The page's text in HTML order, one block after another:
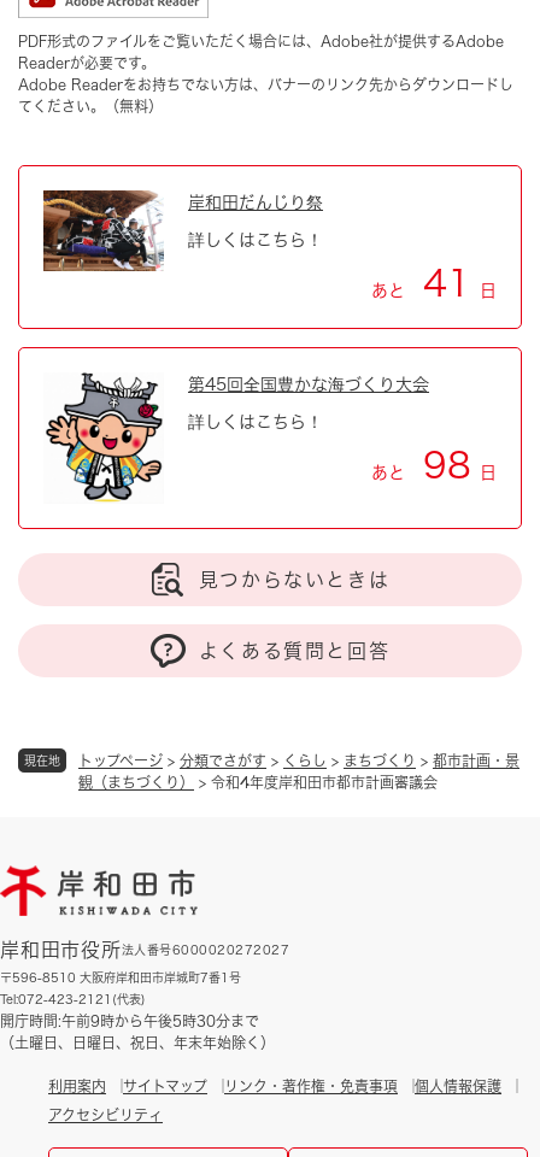
現在地 トップページ > 分類でさがす > くらし > まちづくり > 都市計画・景
観（まちづくり）
> 令和4年度岸和田市都市計画審議会
PDF形式のファイルをご覧いただく場合には、Adobe社が提供するAdobe
Readerが必要です。
Adobe Readerをお持ちでない方は、バナーのリンク先からダウンロードし
てください。（無料）
岸和田だんじり祭
詳しくはこちら！
あと 41 日
第45回全国豊かな海づくり大会
詳しくはこちら！
あと 98 日
見つからないときは
よくある質問と回答
岸和田市役所法人番号6000020272027
〒596-8510 大阪府岸和田市岸城町7番1号
Tel:072-423-2121(代表)
開庁時間:午前9時から午後5時30分まで
（土曜日、日曜日、祝日、年末年始除く）
利用案内 サイトマップ リンク・著作権・免責事項
個人情報保護
アクセシビリティ